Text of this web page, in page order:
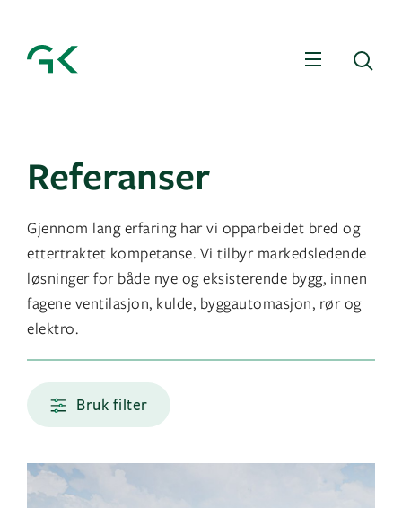
Meny
Referanser
Gjennom lang erfaring har vi opparbeidet bred og
ettertraktet kompetanse. Vi tilbyr markedsledende
løsninger for både nye og eksisterende bygg, innen
fagene ventilasjon, kulde, byggautomasjon, rør og
elektro.
Bruk filter